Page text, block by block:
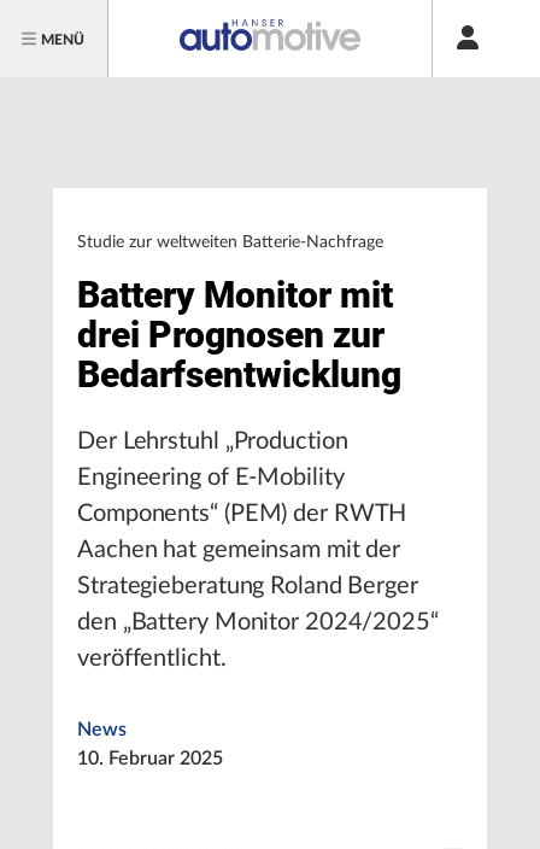
MENÜ
Studie zur weltweiten Batterie-Nachfrage
Battery Monitor mit
drei Prognosen zur
Bedarfsentwicklung
Der Lehrstuhl „Production
Engineering of E-Mobility
Components“ (PEM) der RWTH
Aachen hat gemeinsam mit der
Strategieberatung Roland Berger
den „Battery Monitor 2024/2025“
veröffentlicht.
News
10. Februar 2025